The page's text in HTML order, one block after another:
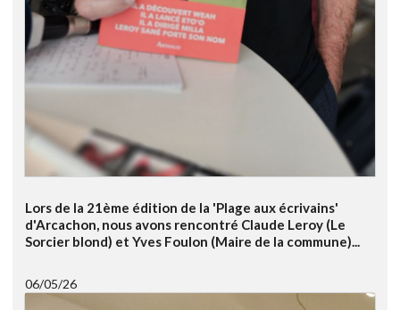
Lors de la 21ème édition de la 'Plage aux écrivains'
d'Arcachon, nous avons rencontré Claude Leroy (Le
Sorcier blond) et Yves Foulon (Maire de la commune)...
06/05/26